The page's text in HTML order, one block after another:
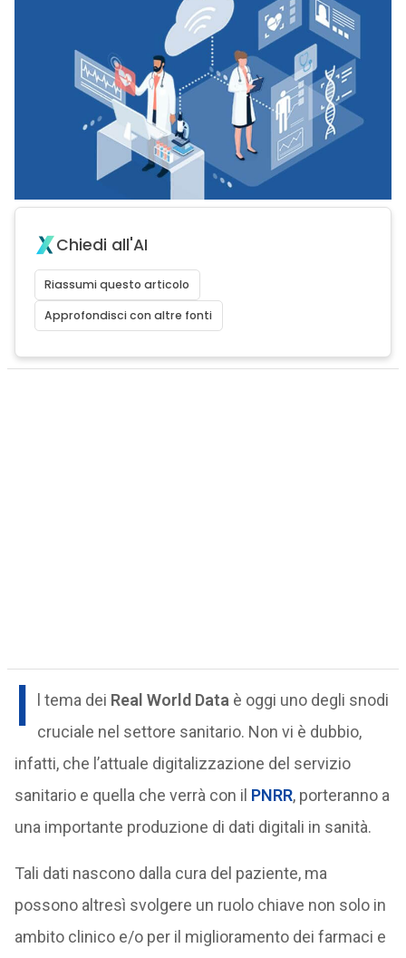
Chiedi all'AI
Riassumi questo articolo
Approfondisci con altre fonti
I l tema dei Real World Data è oggi uno degli snodi
cruciale nel settore sanitario. Non vi è dubbio,
infatti, che l’attuale digitalizzazione del servizio
sanitario e quella che verrà con il PNRR, porteranno a
una importante produzione di dati digitali in sanità.
Tali dati nascono dalla cura del paziente, ma
possono altresì svolgere un ruolo chiave non solo in
ambito clinico e/o per il miglioramento dei farmaci e